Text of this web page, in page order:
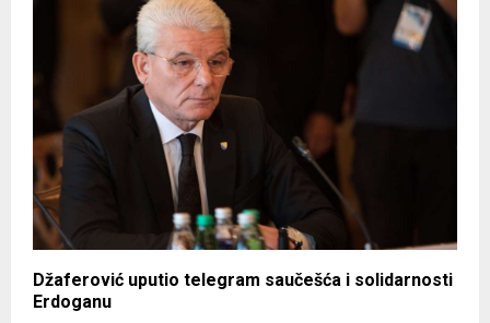
Džaferović uputio telegram saučešća i solidarnosti
Erdoganu